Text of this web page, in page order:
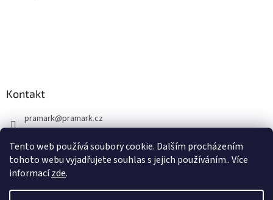
Tento web používá soubory cookie. Dalším procházením
tohoto webu vyjadřujete souhlas s jejich používáním.. Více
informacízde.
Kontakt
pramark@pramark.cz